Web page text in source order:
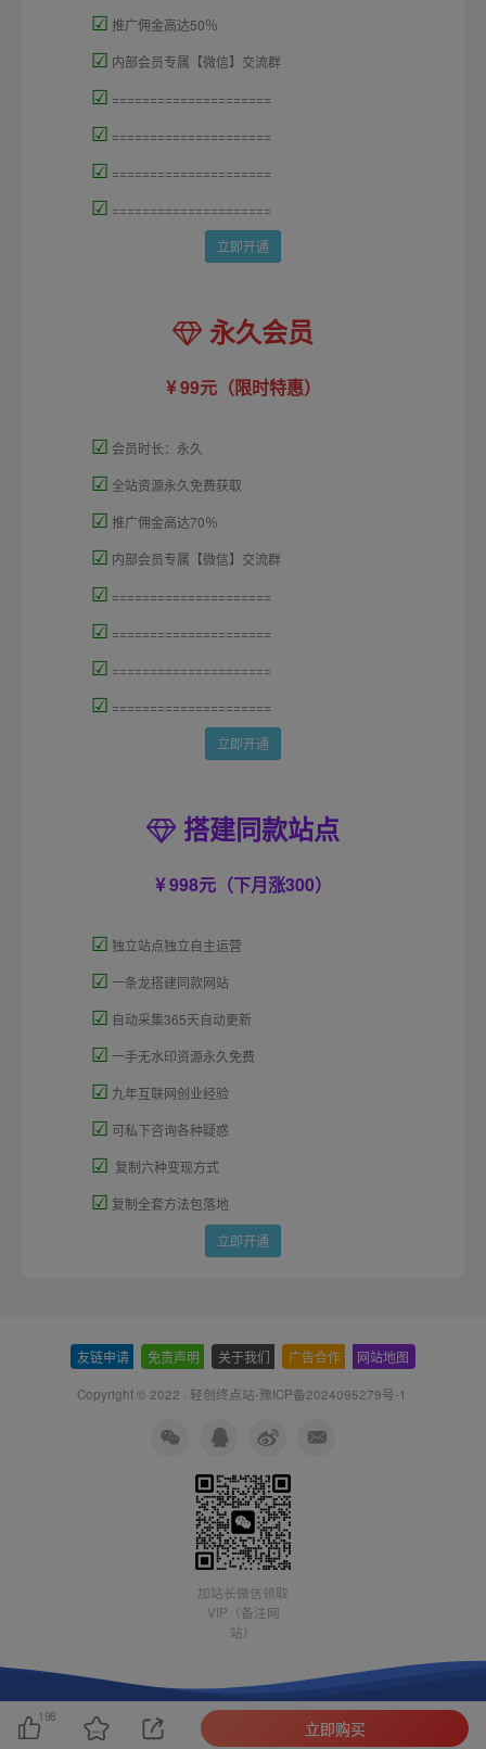
☑ 推广佣金高达50％
☑ 内部会员专属【微信】交流群
☑ =====================
☑ =====================
☑ =====================
☑ =====================
立即开通
永久会员
99元（限时特惠）
☑ 会员时长：永久
☑ 全站资源永久免费获取
☑ 推广佣金高达70％
☑ 内部会员专属【微信】交流群
☑ =====================
☑ =====================
☑ =====================
☑ =====================
立即开通
搭建同款站点
998元（下月涨300）
☑ 独立站点独立自主运营
☑ 一条龙搭建同款网站
☑ 自动采集365天自动更新
☑ 一手无水印资源永久免费
☑ 九年互联网创业经验
☑ 可私下咨询各种疑惑
☑ 复制六种变现方式
☑ 复制全套方法包落地
立即开通
友链申请 免责声明 关于我们 广告合作 网站地图
Copyright © 2022 · 轻创终点站-豫ICP备2024095279号-1
加站长微信领取
VIP（备注网
站）
198
立即购买